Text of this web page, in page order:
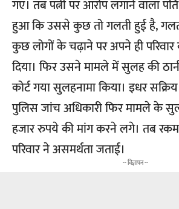
गए। तब पत्नी पर आरोप लगाने वाला
हुआ कि उससे कुछ तो गलती हुई है,
कुछ लोगों के चढ़ाने पर अपने ही
दिया। फिर उसने मामले में सुलह की
कोर्ट गया सुलहनामा किया। इधर सक्रिय
पुलिस जांच अधिकारी फिर मामले के
हजार रुपये की मांग करने लगे। तब
परिवार ने असमर्थता जताई।
-- विज्ञापन --